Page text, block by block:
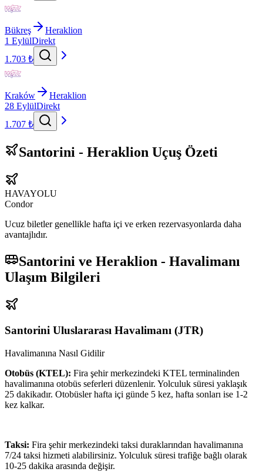
Bükreş
Heraklion
1 EylülDirekt
1.703 ₺
Kraków
Heraklion
28 EylülDirekt
1.707 ₺
Santorini - Heraklion Uçuş Özeti
HAVAYOLU
Condor
Ucuz biletler genellikle hafta içi ve erken rezervasyonlarda daha
avantajlıdır.
Santorini ve Heraklion - Havalimanı
Ulaşım Bilgileri
Santorini Uluslararası Havalimanı (JTR)
Havalimanına Nasıl Gidilir
Otobüs (KTEL): Fira şehir merkezindeki KTEL terminalinden
havalimanına otobüs seferleri düzenlenir. Yolculuk süresi yaklaşık
25 dakikadır. Otobüsler hafta içi günde 5 kez, hafta sonları ise 1-2
kez kalkar.
Taksi: Fira şehir merkezindeki taksi duraklarından havalimanına
7/24 taksi hizmeti alabilirsiniz. Yolculuk süresi trafiğe bağlı olarak
10-25 dakika arasında değişir.